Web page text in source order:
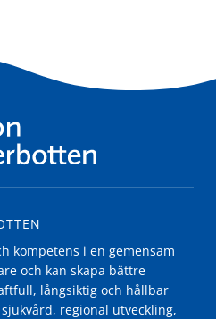
kompetens i en gemensam
och kan skapa bättre
långsiktig och hållbar
regional utveckling,